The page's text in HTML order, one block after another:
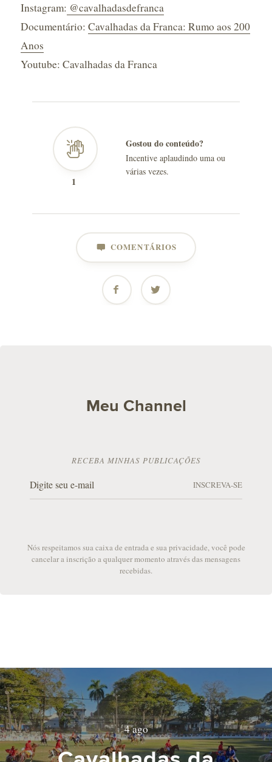
Instagram: @cavalhadasdefranca
Documentário: Cavalhadas da Franca: Rumo aos 200
Anos
Youtube: Cavalhadas da Franca
1
Gostou do conteúdo?
Incentive aplaudindo uma ou
várias vezes.
COMENTÁRIOS
Meu Channel
RECEBA MINHAS PUBLICAÇÕES
INSCREVA-SE
Nós respeitamos sua caixa de entrada e sua privacidade, você pode
cancelar a inscrição a qualquer momento através das mensagens
recebidas.
4 ago